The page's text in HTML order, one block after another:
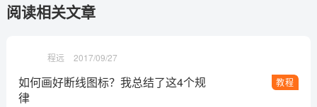
阅读相关文章
程远 2017/09/27
教程
如何画好断线图标？我总结了这4个规
律